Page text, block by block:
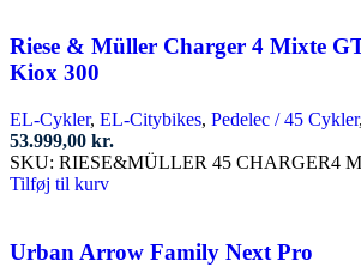
flere
vælges
på
varesiden
Riese & Müller Charger 4 Mixte
Kiox 300
EL-Cykler, EL-Citybikes, Pedelec / 45 Cykler,
53.999,00 kr.
SKU: RIESE&MÜLLER 45 CHARGER4
Tilføj til kurv
Urban Arrow Family Next Pro